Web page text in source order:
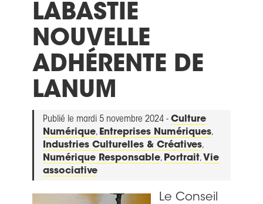
LABASTIE
NOUVELLE
ADHÉRENTE DE
LANUM
Publié le mardi 5 novembre 2024 - Culture
Numérique, Entreprises Numériques,
Industries Culturelles & Créatives,
Numérique Responsable, Portrait, Vie
associative
Le Conseil